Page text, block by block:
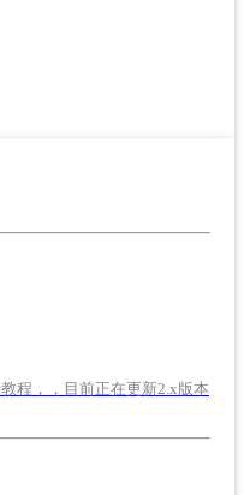
程，，目前正在更新2.x版本